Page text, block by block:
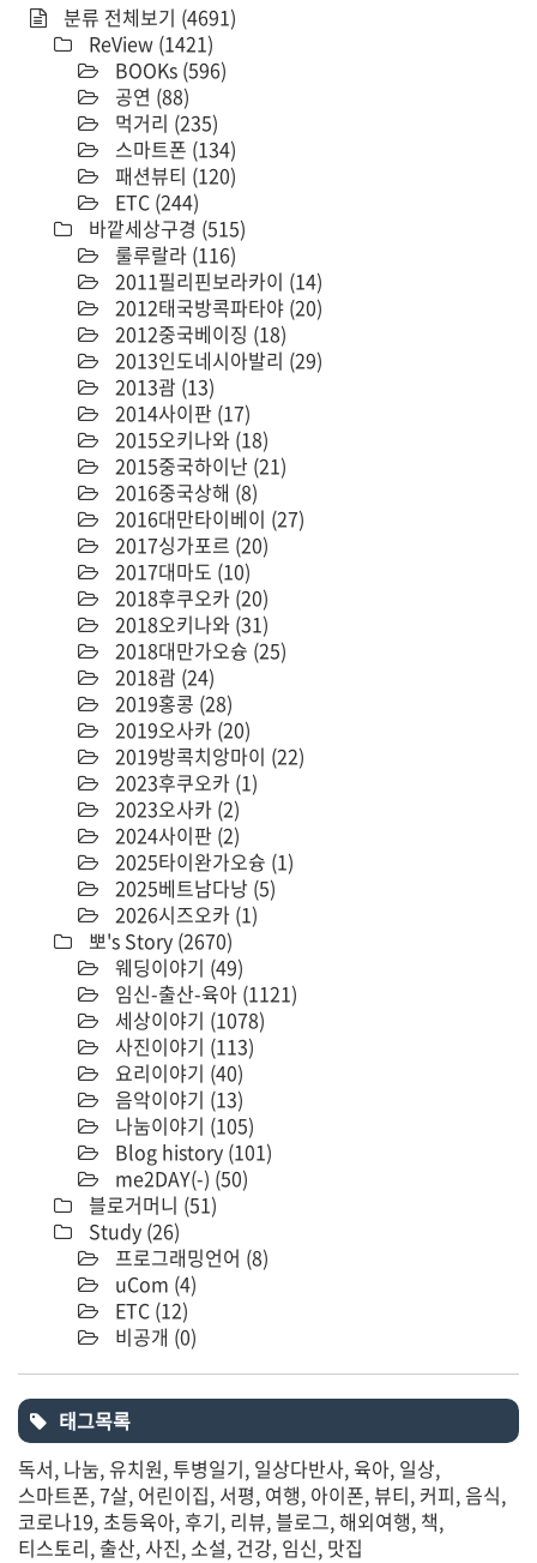
분류 전체보기 (4691)
ReView (1421)
BOOKs (596)
공연 (88)
먹거리 (235)
스마트폰 (134)
패션뷰티 (120)
ETC (244)
바깥세상구경 (515)
룰루랄라 (116)
2011필리핀보라카이 (14)
2012태국방콕파타야 (20)
2012중국베이징 (18)
2013인도네시아발리 (29)
2013괌 (13)
2014사이판 (17)
2015오키나와 (18)
2015중국하이난 (21)
2016중국상해 (8)
2016대만타이베이 (27)
2017싱가포르 (20)
2017대마도 (10)
2018후쿠오카 (20)
2018오키나와 (31)
2018대만가오슝 (25)
2018괌 (24)
2019홍콩 (28)
2019오사카 (20)
2019방콕치앙마이 (22)
2023후쿠오카 (1)
2023오사카 (2)
2024사이판 (2)
2025타이완가오슝 (1)
2025베트남다낭 (5)
2026시즈오카 (1)
뽀's Story (2670)
웨딩이야기 (49)
임신-출산-육아 (1121)
세상이야기 (1078)
사진이야기 (113)
요리이야기 (40)
음악이야기 (13)
나눔이야기 (105)
Blog history (101)
me2DAY(-) (50)
블로거머니 (51)
Study (26)
프로그래밍언어 (8)
uCom (4)
ETC (12)
비공개 (0)
태그목록
독서 나눔 유치원 투병일기 일상다반사 육아 일상
스마트폰 7살 어린이집 서평 여행 아이폰 뷰티 커피 음식
코로나19 초등육아 후기 리뷰 블로그 해외여행 책
티스토리 출산 사진 소설 건강 임신 맛집